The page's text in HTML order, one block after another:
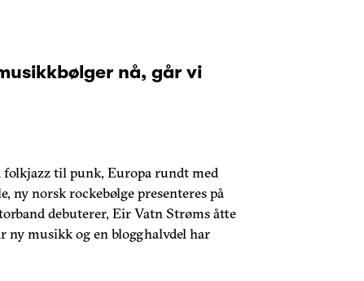
nå, går vi
til punk, Europa rundt med
ny norsk rockebølge presenteres på
debuterer, Eir Vatn Strøms åtte
ny musikk og en blogghalvdel har